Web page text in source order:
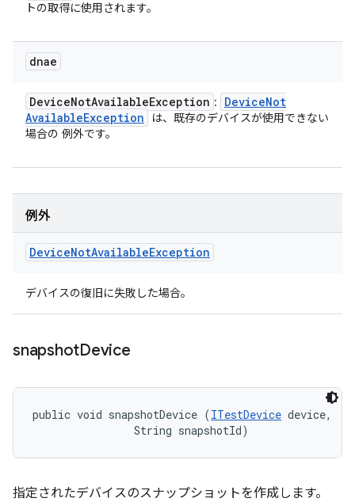
トの取得に使用されます。
dnae
DeviceNotAvailableException : DeviceNot
AvailableException
は、既存のデバイスが使用できない
場合の 例外です。
例外
DeviceNotAvailableException
デバイスの復旧に失敗した場合。
snapshotDevice
public void snapshotDevice (ITestDevice device,
                String snapshotId)
指定されたデバイスのスナップショットを作成します。